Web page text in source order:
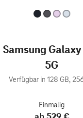
Samsung Galaxy
5G
Verfügbar in 128 GB,
Einmalig